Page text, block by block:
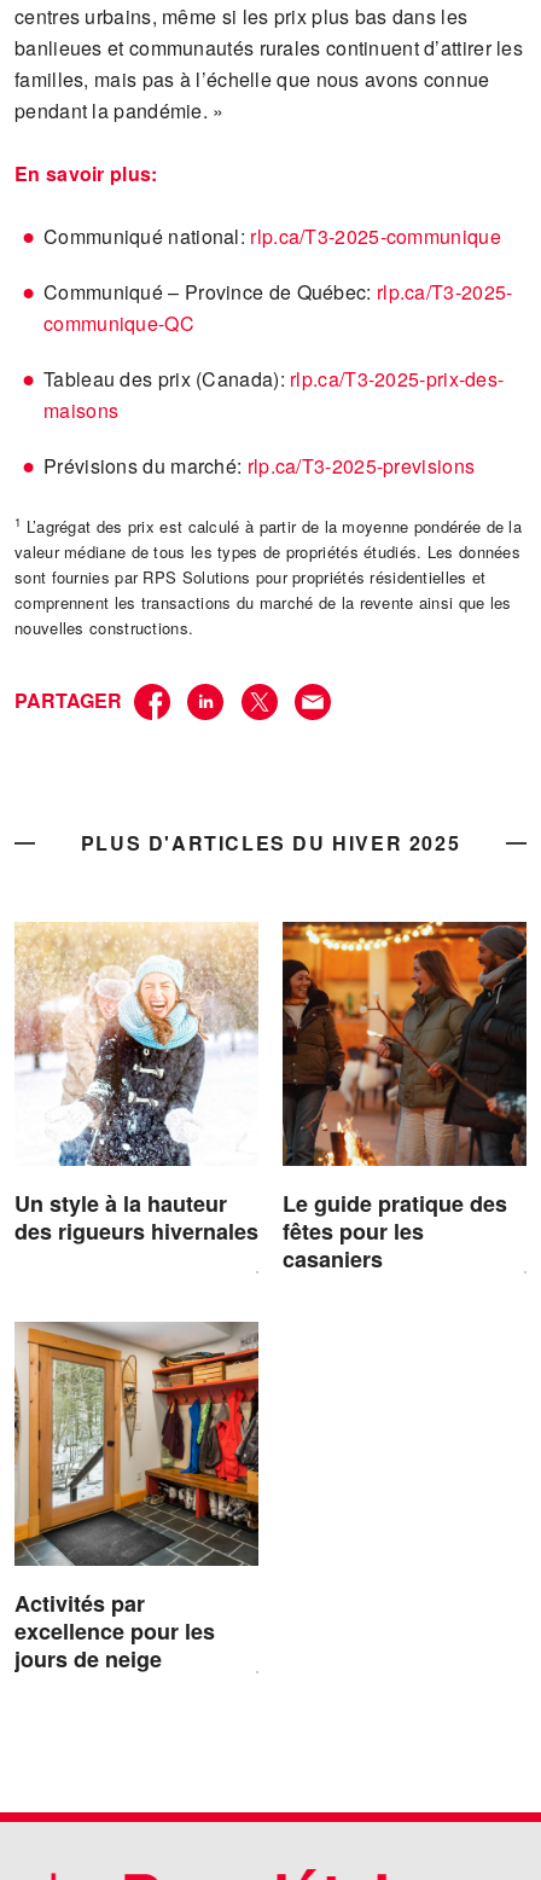
centres urbains, même si les prix plus bas dans les
banlieues et communautés rurales continuent d’attirer les
familles, mais pas à l’échelle que nous avons connue
pendant la pandémie. »
En savoir plus:
Communiqué national: rlp.ca/T3-2025-communique
Communiqué – Province de Québec: rlp.ca/T3-2025-
communique-QC
Tableau des prix (Canada): rlp.ca/T3-2025-prix-des-
maisons
Prévisions du marché: rlp.ca/T3-2025-previsions
1 L’agrégat des prix est calculé à partir de la moyenne pondérée de la
valeur médiane de tous les types de propriétés étudiés. Les données
sont fournies par RPS Solutions pour propriétés résidentielles et
comprennent les transactions du marché de la revente ainsi que les
nouvelles constructions.
PARTAGER
PLUS D'ARTICLES DU HIVER 2025
Un style à la hauteur
des rigueurs hivernales
Le guide pratique des
fêtes pour les
casaniers
Activités par
excellence pour les
jours de neige